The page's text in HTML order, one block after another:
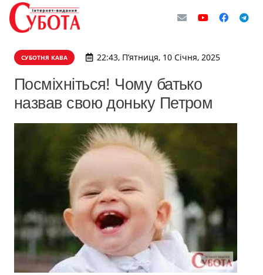
СУБОТНЯ КАВА 22:43, П’ятниця, 10 Січня, 2025
Посміхніться! Чому батько
назвав свою доньку Петром